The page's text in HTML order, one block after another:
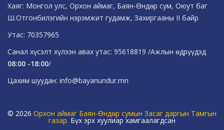
Хаяг: Монгол улс, Орхон аймаг, Баян-Өндөр сум, Оюут баг
Ш.Отгонбилэгийн нэрэмжит гудамж, Захиргааны II байр
Утас: 70357965
Санал хүсэлт хүлээн авах утас: 95618819 /Ажлын өдрүүдэд
08:00 -18:00/
Цахим шуудан: info@bayanundur.mn
© 2026 Орхон аймаг Баян-Өндөр сумын Засаг даргын Тамгын
газар. Бүх эрх хуулиар хамгаалагдсан